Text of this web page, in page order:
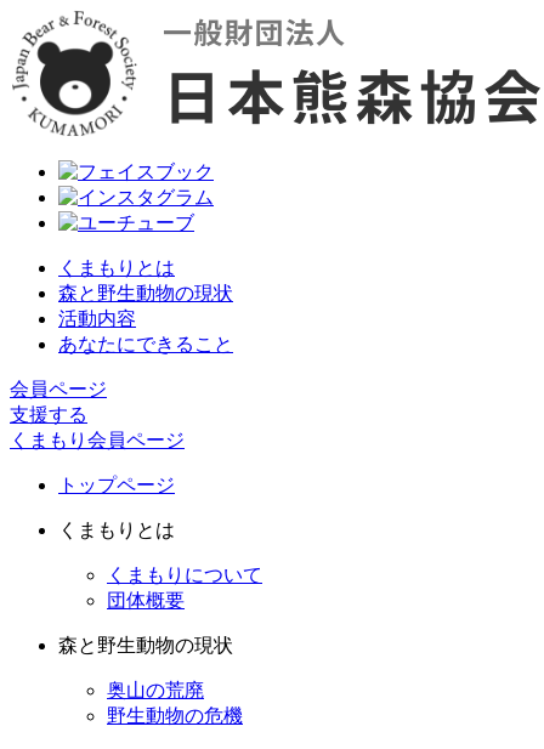
くまもりとは
森と野生動物の現状
活動内容
あなたにできること
会員ページ
支援する
くまもり会員ページ
トップページ
くまもりとは
くまもりについて
団体概要
森と野生動物の現状
奥山の荒廃
野生動物の危機